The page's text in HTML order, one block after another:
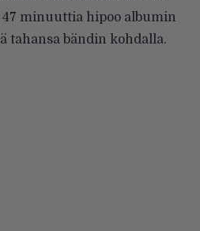
47 minuuttia hipoo albumin
tahansa bändin kohdalla.